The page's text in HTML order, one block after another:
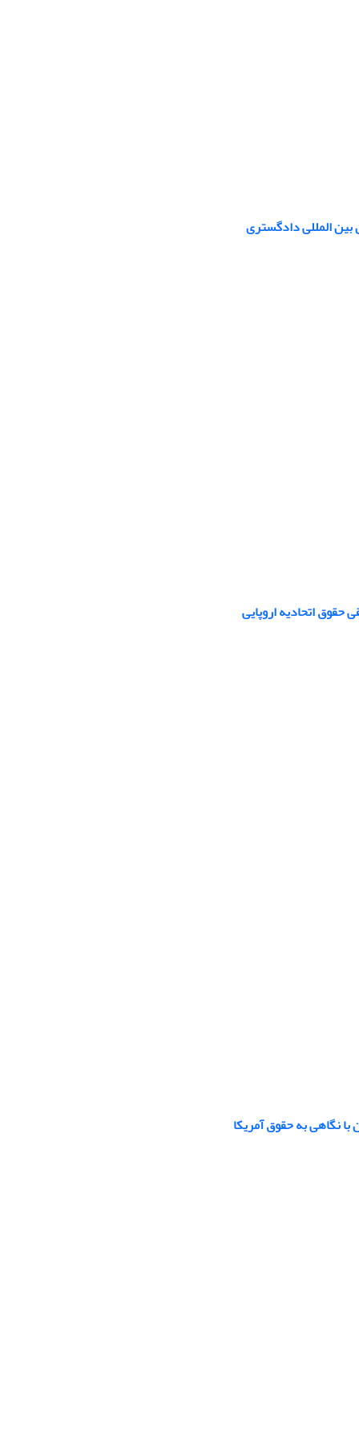
بین المللی دادگستری
حقوق اتحادیه اروپایی
نگاهی به حقوق آمریکا